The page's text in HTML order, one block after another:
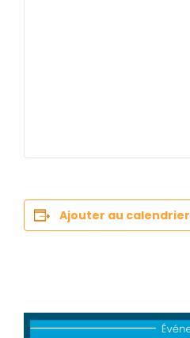
Ajouter au calendrier